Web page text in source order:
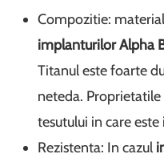
Compozitie:
implanturilor Alpha
Titanul este foarte
neteda. Proprietatile
tesutului in care este
Rezistenta: In cazul